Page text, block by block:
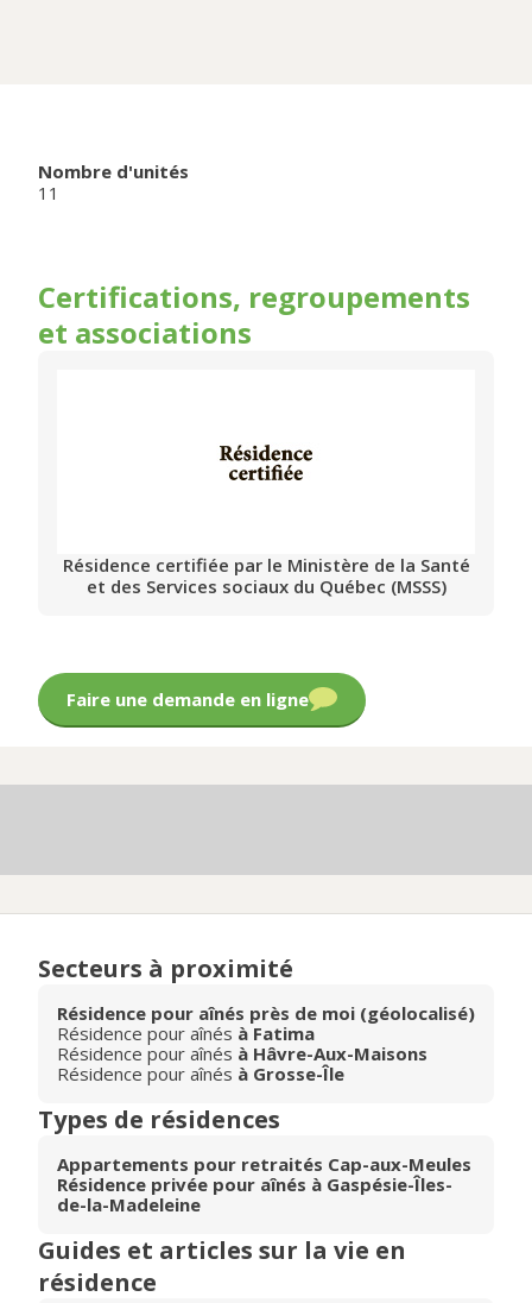
Nombre d'unités
11
Certifications, regroupements
et associations
Résidence certifiée par le Ministère de la Santé
et des Services sociaux du Québec (MSSS)
Faire une demande en ligne
Secteurs à proximité
Résidence pour aînés près de moi (géolocalisé)
Résidence pour aînés à Fatima
Résidence pour aînés à Hâvre-Aux-Maisons
Résidence pour aînés à Grosse-Île
Types de résidences
Appartements pour retraités Cap-aux-Meules
Résidence privée pour aînés à Gaspésie-Îles-
de-la-Madeleine
Guides et articles sur la vie en
résidence